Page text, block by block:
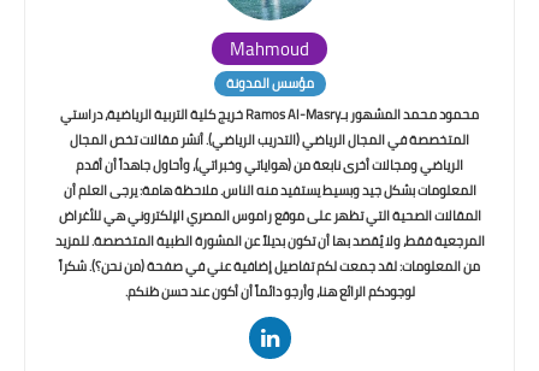
Mahmoud
مؤسس المدونة
محمود محمد المشهور بـRamos Al-Masry خريج كلية التربية الرياضية، دراستي
المتخصصة في المجال الرياضي (التدريب الرياضي). أنشر مقالات تخص المجال
الرياضي ومجالات أخرى نابعة من (هواياتي وخبراتي)، وأحاول جاهداً أن أقدم
المعلومات بشكل جيد وبسيط يستفيد منه الناس. ملاحظة هامة: يرجى العلم أن
المقالات الصحية التي تظهر على موقع راموس المصري الإلكتروني هي للأغراض
المرجعية فقط، ولا يُقصد بها أن تكون بديلاً عن المشورة الطبية المتخصصة. للمزيد
من المعلومات: لقد جمعت لكم تفاصيل إضافية عني في صفحة (من نحن؟). شكراً
لوجودكم الرائع هنا، وأرجو دائماً أن أكون عند حسن ظنكم.